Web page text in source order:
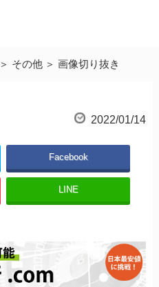
その他 画像切り抜き
2022/01/14
Facebook
LINE